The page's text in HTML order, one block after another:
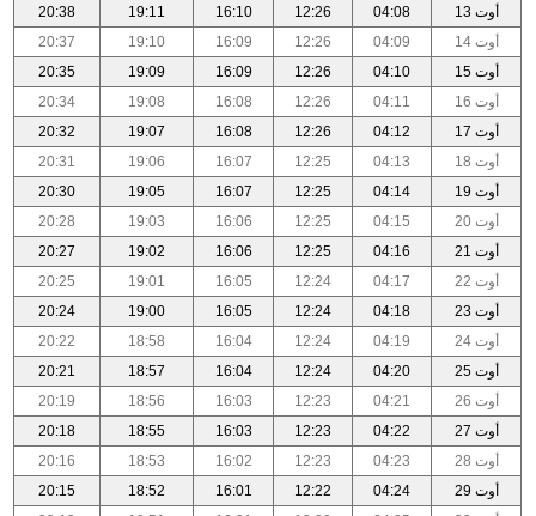
أوت 13
04:08
12:26
16:10
19:11
20:38
أوت 14
04:09
12:26
16:09
19:10
20:37
أوت 15
04:10
12:26
16:09
19:09
20:35
أوت 16
04:11
12:26
16:08
19:08
20:34
أوت 17
04:12
12:26
16:08
19:07
20:32
أوت 18
04:13
12:25
16:07
19:06
20:31
أوت 19
04:14
12:25
16:07
19:05
20:30
أوت 20
04:15
12:25
16:06
19:03
20:28
أوت 21
04:16
12:25
16:06
19:02
20:27
أوت 22
04:17
12:24
16:05
19:01
20:25
أوت 23
04:18
12:24
16:05
19:00
20:24
أوت 24
04:19
12:24
16:04
18:58
20:22
أوت 25
04:20
12:24
16:04
18:57
20:21
أوت 26
04:21
12:23
16:03
18:56
20:19
أوت 27
04:22
12:23
16:03
18:55
20:18
أوت 28
04:23
12:23
16:02
18:53
20:16
أوت 29
04:24
12:22
16:01
18:52
20:15